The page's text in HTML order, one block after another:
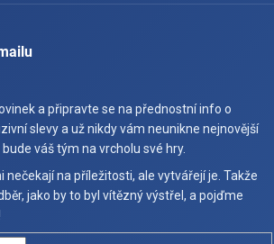
a připravte se na přednostní info o
slevy a už nikdy vám neunikne nejnovější
váš tým na vrcholu své hry.
na příležitosti, ale vytvářejí je. Takže
jako by to byl vítězný výstřel, a pojďme